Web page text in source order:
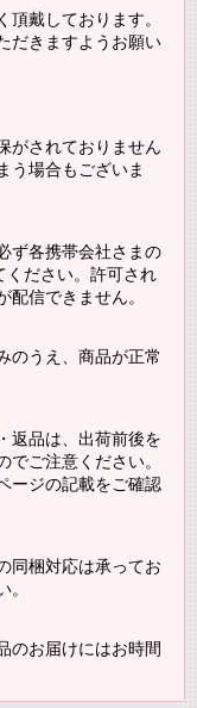
戴しております。
だきますようお願い
がされておりません
う場合もございま
ず各携帯会社さまの
ださい。許可され
信できません。
のうえ、商品が正常
返品は、出荷前後を
ご注意ください。
ージの記載をご確認
同梱対応は承ってお
。
のお届けにはお時間